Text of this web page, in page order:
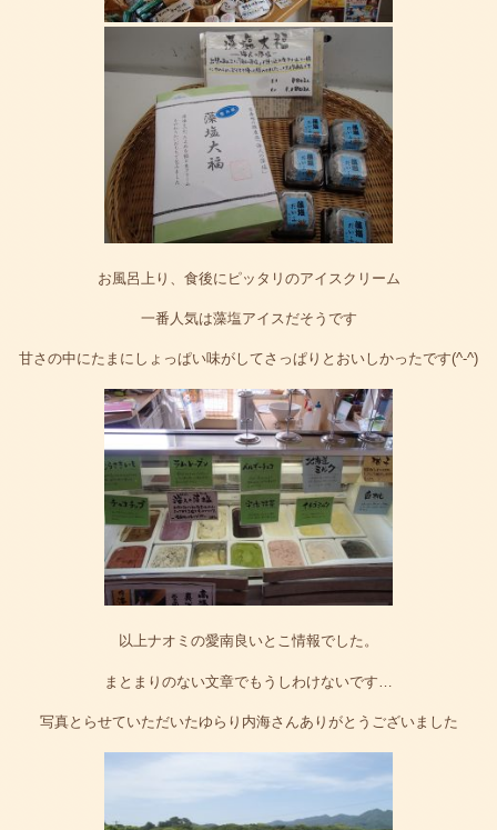
お風呂上り、食後にピッタリのアイスクリーム
一番人気は藻塩アイスだそうです
甘さの中にたまにしょっぱい味がしてさっぱりとおいしかったです(^-^)
以上ナオミの愛南良いとこ情報でした。
まとまりのない文章でもうしわけないです…
写真とらせていただいたゆらり内海さんありがとうございました